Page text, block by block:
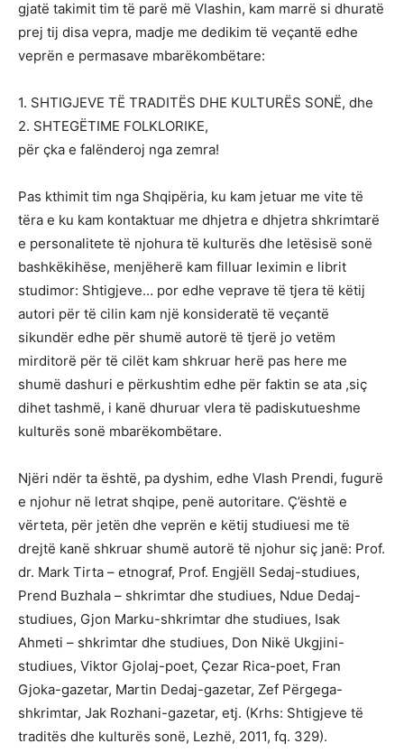
gjatë takimit tim të parë më Vlashin, kam marrë si dhuratë
prej tij disa vepra, madje me dedikim të veçantë edhe
veprën e permasave mbarëkombëtare:
1. SHTIGJEVE TË TRADITËS DHE KULTURËS SONË, dhe
2. SHTEGËTIME FOLKLORIKE,
për çka e falënderoj nga zemra!
Pas kthimit tim nga Shqipëria, ku kam jetuar me vite të
tëra e ku kam kontaktuar me dhjetra e dhjetra shkrimtarë
e personalitete të njohura të kulturës dhe letësisë sonë
bashkëkihëse, menjëherë kam filluar leximin e librit
studimor: Shtigjeve… por edhe veprave të tjera të këtij
autori për të cilin kam një konsideratë të veçantë
sikundër edhe për shumë autorë të tjerë jo vetëm
mirditorë për të cilët kam shkruar herë pas here me
shumë dashuri e përkushtim edhe për faktin se ata ,siç
dihet tashmë, i kanë dhuruar vlera të padiskutueshme
kulturës sonë mbarëkombëtare.
Njëri ndër ta është, pa dyshim, edhe Vlash Prendi, fugurë
e njohur në letrat shqipe, penë autoritare. Ç’është e
vërteta, për jetën dhe veprën e këtij studiuesi me të
drejtë kanë shkruar shumë autorë të njohur siç janë: Prof.
dr. Mark Tirta – etnograf, Prof. Engjëll Sedaj-studiues,
Prend Buzhala – shkrimtar dhe studiues, Ndue Dedaj-
studiues, Gjon Marku-shkrimtar dhe studiues, Isak
Ahmeti – shkrimtar dhe studiues, Don Nikë Ukgjini-
studiues, Viktor Gjolaj-poet, Çezar Rica-poet, Fran
Gjoka-gazetar, Martin Dedaj-gazetar, Zef Përgega-
shkrimtar, Jak Rozhani-gazetar, etj. (Krhs: Shtigjeve të
traditës dhe kulturës sonë, Lezhë, 2011, fq. 329).